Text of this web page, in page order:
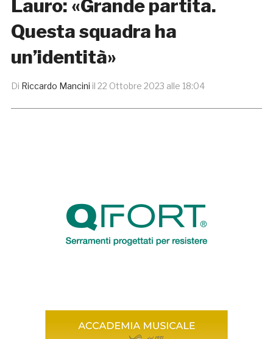
Lauro: «Grande partita.
Questa squadra ha
un’identità»
Di Riccardo Mancini il 22 Ottobre 2023 alle 18:04